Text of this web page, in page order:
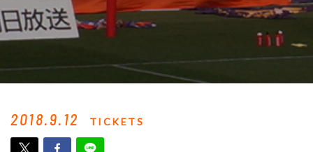
2018.9.12 TICKETS